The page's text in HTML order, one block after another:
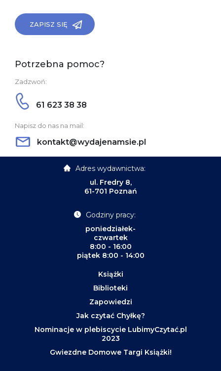
ZAPISZ SIĘ
Potrzebna pomoc?
Zadzwoń:
61 623 38 38
Napisz do nas na mail:
kontakt@wydajenamsie.pl
Adres wydawnictwa:
ul. Fredry 8,
61-701 Poznań
Godziny pracy:
poniedziałek-
czwartek
8:00 - 16:00
piątek 8:00 - 14:00
Książki
Biblioteki
Zapowiedzi
Jak czytać Chyłkę?
Nominacje w plebiscycie LubimyCzytać.pl
2023
Gwiezdne Domowe Targi Książki!